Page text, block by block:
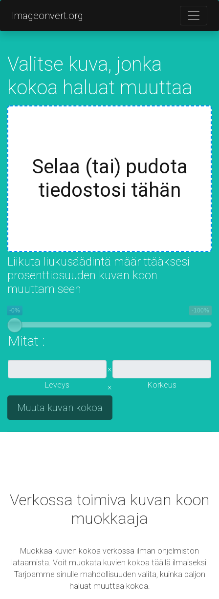
Imageonvert.org
Valitse kuva, jonka
kokoa haluat muuttaa
Selaa (tai) pudota
tiedostosi tähän
Liikuta liukusäädintä määrittääksesi
prosenttiosuuden kuvan koon
muuttamiseen
-100%
-0%
Mitat :
×
Leveys
× Korkeus
Verkossa toimiva kuvan koon
muokkaaja
Muokkaa kuvien kokoa verkossa ilman ohjelmiston
lataamista. Voit muokata kuvien kokoa täällä ilmaiseksi.
Tarjoamme sinulle mahdollisuuden valita, kuinka paljon
haluat muuttaa kokoa.